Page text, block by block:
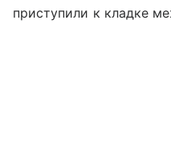
приступили к кладке